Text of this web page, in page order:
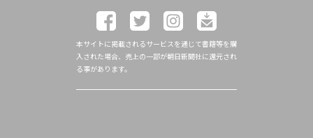
本サイトに掲載されるサービスを通じて書籍等を購
入された場合、売上の一部が朝日新聞社に還元され
る事があります。